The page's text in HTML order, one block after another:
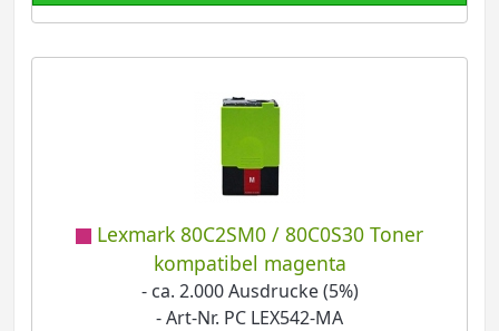
Lexmark 80C2SM0 / 80C0S30 Toner
kompatibel magenta
- ca. 2.000 Ausdrucke (5%)
- Art-Nr. PC LEX542-MA